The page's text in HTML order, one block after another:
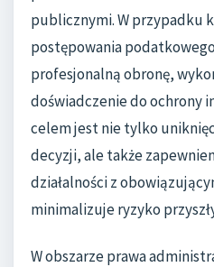
publicznymi. W przypadku
postępowania
profesjonalną obronę,
doświadczenie do ochrony
celem jest nie tylko
decyzji, ale także
działalności z
minimalizuje ryzyko
W obszarze prawa